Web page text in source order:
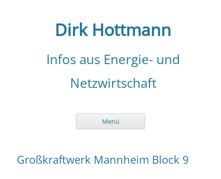
Dirk Hottmann
Infos aus Energie- und
Netzwirtschaft
Menü
Großkraftwerk Mannheim Block 9